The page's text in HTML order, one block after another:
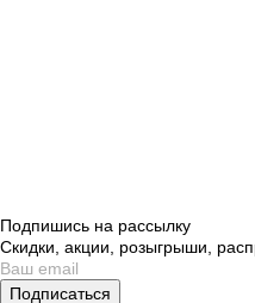
Подпишись на рассылку
Скидки, акции, розыгрыши,
Подписаться